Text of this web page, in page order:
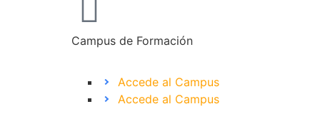
Campus de Formación
Accede al Campus
Accede al Campus